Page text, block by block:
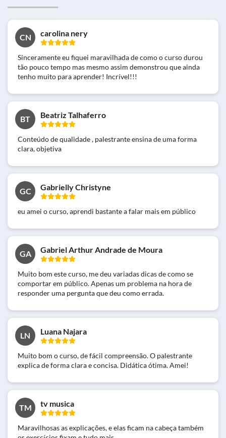
CN carolina nery
Sinceramente eu fiquei maravilhada de como o curso durou
tão pouco tempo mas mesmo assim demonstrou que ainda
tenho muito para aprender! Incrível!!!
BT Beatriz Talhaferro
Conteúdo de qualidade , palestrante ensina de uma forma
clara, objetiva
GC Gabrielly Christyne
eu amei o curso, aprendi bastante a falar mais em público
GA Gabriel Arthur Andrade de Moura
Muito bom este curso, me deu variadas dicas de como se
comportar em público. Apenas um problema na hora de
responder uma pergunta que deu como errada.
LN Luana Najara
Muito bom o curso, de fácil compreensão. O palestrante
explica de forma clara e concisa. Didática ótima. Amei!
TM tv musica
Maravilhosas as explicações, e elas ficam na cabeça também